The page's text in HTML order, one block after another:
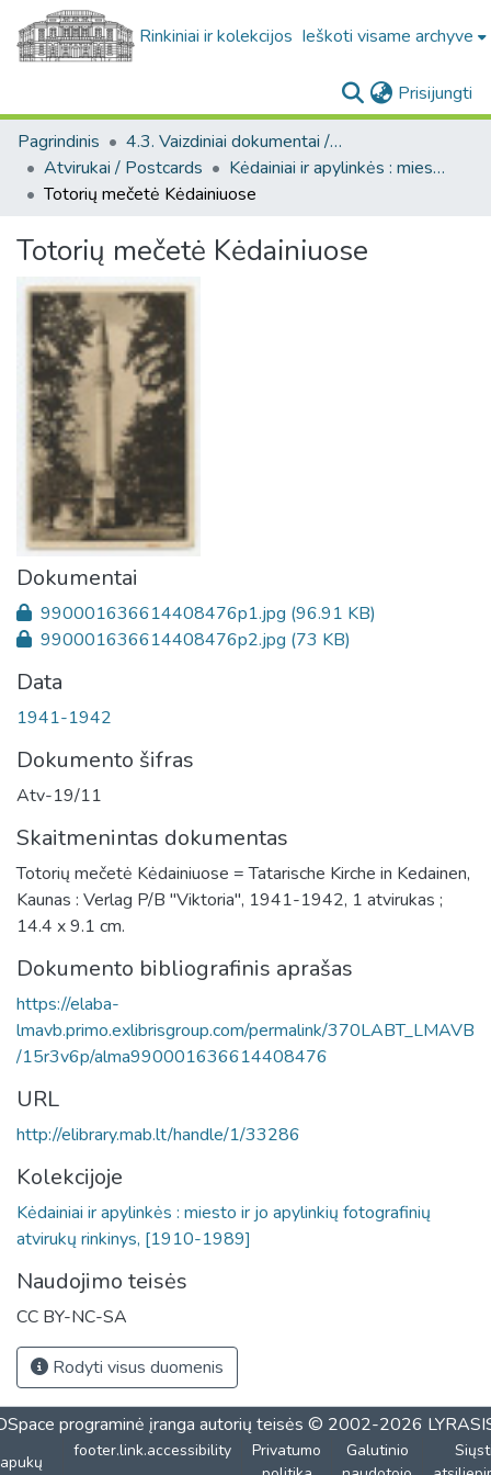
Rinkiniai ir kolekcijos Ieškoti visame archyve
Prisijungti
Pagrindinis
4.3. Vaizdiniai dokumentai / Visual documents
Atvirukai / Postcards
Kėdainiai ir apylinkės : miesto ir jo apylinkių fotografinių atvirukų rinkinys, [1910-1989]
Totorių mečetė Kėdainiuose
Totorių mečetė Kėdainiuose
Dokumentai
990001636614408476p1.jpg (96.91 KB)
990001636614408476p2.jpg (73 KB)
Data
1941-1942
Dokumento šifras
Atv-19/11
Skaitmenintas dokumentas
Totorių mečetė Kėdainiuose = Tatarische Kirche in Kedainen,
Kaunas : Verlag P/B "Viktoria", 1941-1942, 1 atvirukas ;
14.4 x 9.1 cm.
Dokumento bibliografinis aprašas
https://elaba-
lmavb.primo.exlibrisgroup.com/permalink/370LABT_LMAVB
/15r3v6p/alma990001636614408476
URL
http://elibrary.mab.lt/handle/1/33286
Kolekcijoje
Kėdainiai ir apylinkės : miesto ir jo apylinkių fotografinių
atvirukų rinkinys, [1910-1989]
Naudojimo teisės
CC BY-NC-SA
Rodyti visus duomenis
programinė įranga autorių teisės © 2002-2026
footer.link.accessibility
Privatumo
Galutinio